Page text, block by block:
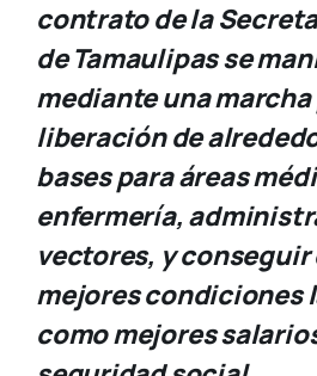
contrato de la
de Tamaulipas se
mediante una
liberación de
bases para áreas
enfermería,
vectores, y conseguir
mejores condiciones
como mejores